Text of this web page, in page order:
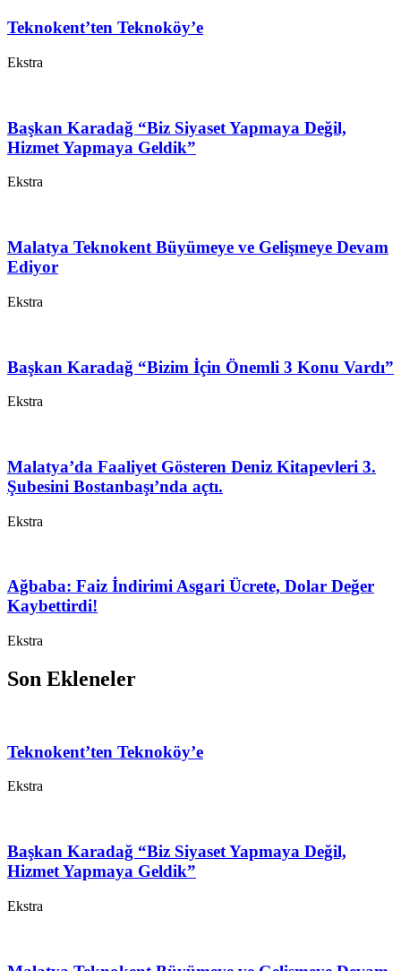
Teknokent’ten Teknoköy’e
Ekstra
Başkan Karadağ “Biz Siyaset Yapmaya Değil,
Hizmet Yapmaya Geldik”
Ekstra
Malatya Teknokent Büyümeye ve Gelişmeye Devam
Ediyor
Ekstra
Başkan Karadağ “Bizim İçin Önemli 3 Konu Vardı”
Ekstra
Malatya’da Faaliyet Gösteren Deniz Kitapevleri 3.
Şubesini Bostanbaşı’nda açtı.
Ekstra
Ağbaba: Faiz İndirimi Asgari Ücrete, Dolar Değer
Kaybettirdi!
Ekstra
Son Ekleneler
Teknokent’ten Teknoköy’e
Ekstra
Başkan Karadağ “Biz Siyaset Yapmaya Değil,
Hizmet Yapmaya Geldik”
Ekstra